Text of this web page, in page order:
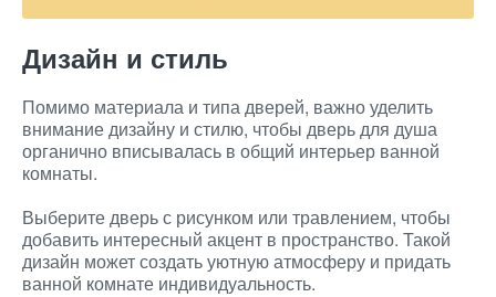
Дизайн и стиль
Помимо материала и типа дверей, важно уделить
внимание дизайну и стилю, чтобы дверь для душа
органично вписывалась в общий интерьер ванной
комнаты.
Выберите дверь с рисунком или травлением, чтобы
добавить интересный акцент в пространство. Такой
дизайн может создать уютную атмосферу и придать
ванной комнате индивидуальность.